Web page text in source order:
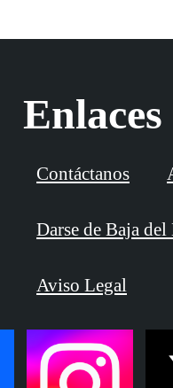
Contáctanos
Darse de Baja
Aviso Legal